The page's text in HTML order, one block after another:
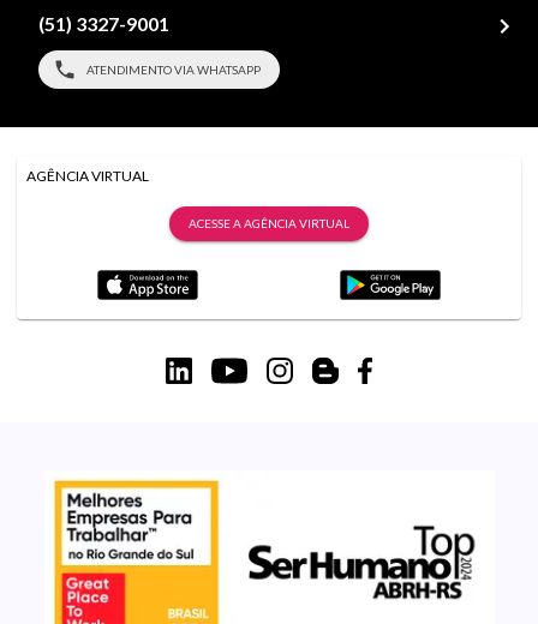
(51) 3327-9001
ATENDIMENTO VIA WHATSAPP
AGÊNCIA VIRTUAL
ACESSE A AGÊNCIA VIRTUAL